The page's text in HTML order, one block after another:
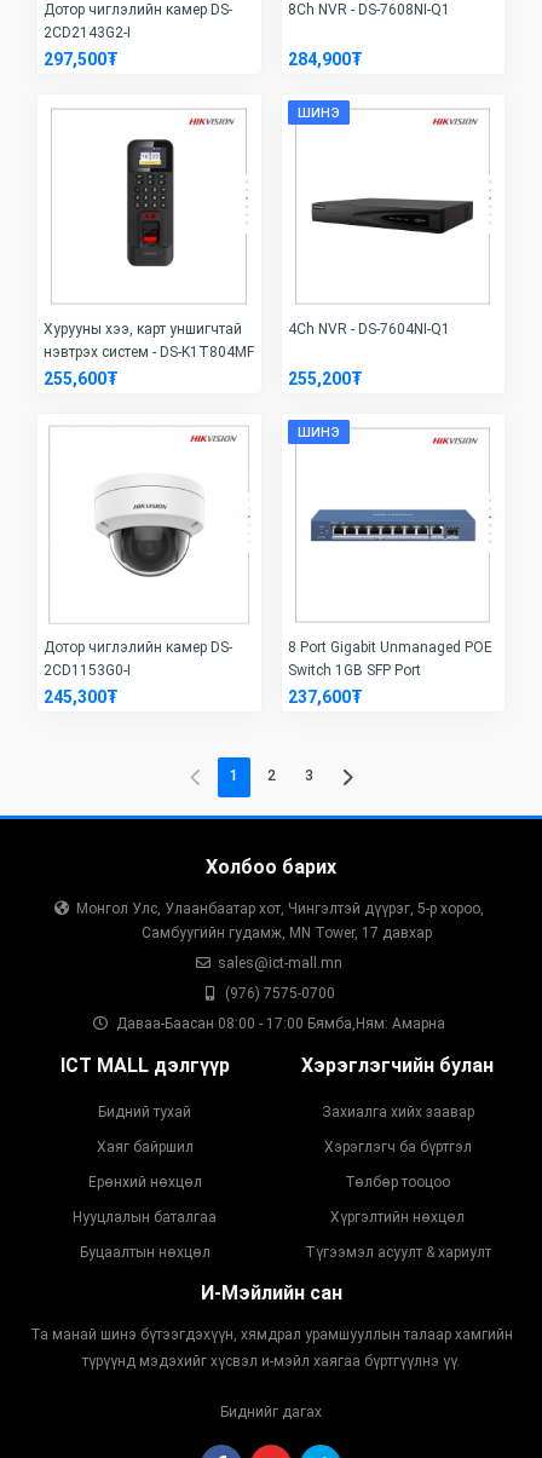
Дотор чиглэлийн камер DS-
2CD2143G2-I
297,500₮
8Ch NVR - DS-7608NI-Q1
284,900₮
Хурууны хээ, карт уншигчтай
нэвтрэх систем - DS-K1T804MF
255,600₮
ШИНЭ
4Ch NVR - DS-7604NI-Q1
255,200₮
Дотор чиглэлийн камер DS-
2CD1153G0-I
245,300₮
ШИНЭ
8 Port Gigabit Unmanaged POE
Switch 1GB SFP Port
237,600₮
1 2 3
Холбоо барих
Монгол Улс, Улаанбаатар хот, Чингэлтэй дүүрэг, 5-р хороо,
Самбуугийн гудамж, MN Tower, 17 давхар
sales@ict-mall.mn
(976) 7575-0700
Даваа-Баасан 08:00 - 17:00 Бямба,Ням: Амарна
ICT MALL дэлгүүр
Бидний тухай
Хаяг байршил
Ерөнхий нөхцөл
Нууцлалын баталгаа
Буцаалтын нөхцөл
Хэрэглэгчийн булан
Захиалга хийх заавар
Хэрэглэгч ба бүртгэл
Төлбөр тооцоо
Хүргэлтийн нөхцөл
Түгээмэл асуулт & хариулт
И-Мэйлийн сан
Та манай шинэ бүтээгдэхүүн, хямдрал урамшууллын талаар хамгийн
түрүүнд мэдэхийг хүсвэл и-мэйл хаягаа бүртгүүлнэ үү.
Биднийг дагах